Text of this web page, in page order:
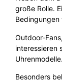
große Rolle.
Bedingungen
Outdoor-
interessieren
Uhrenmodelle.
Besonders